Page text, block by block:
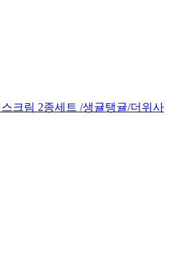
크림 2종세트 /생귤탱귤/더위사